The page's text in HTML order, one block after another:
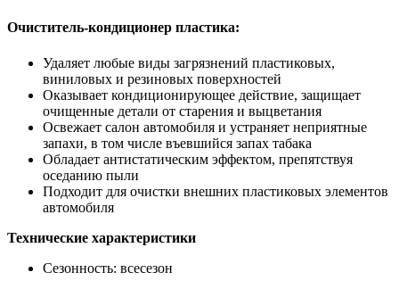
Очиститель-кондиционер пластика:
Удаляет любые виды загрязнений пластиковых,
виниловых и резиновых поверхностей
Оказывает кондиционирующее действие, защищает
очищенные детали от старения и выцветания
Освежает салон автомобиля и устраняет неприятные
запахи, в том числе въевшийся запах табака
Обладает антистатическим эффектом, препятствуя
оседанию пыли
Подходит для очистки внешних пластиковых элементов
автомобиля
Технические характеристики
Сезонность: всесезон